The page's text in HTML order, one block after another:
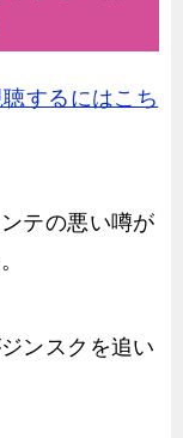
するにはこち
テの悪い噂が
ンスクを追い